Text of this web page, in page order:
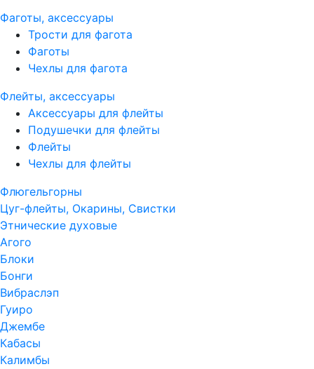
Фаготы, аксессуары
Трости для фагота
Фаготы
Чехлы для фагота
Флейты, аксессуары
Аксессуары для флейты
Подушечки для флейты
Флейты
Чехлы для флейты
Флюгельгорны
Цуг-флейты, Окарины, Свистки
Этнические духовые
Агого
Блоки
Бонги
Вибраслэп
Гуиро
Джембе
Кабасы
Калимбы